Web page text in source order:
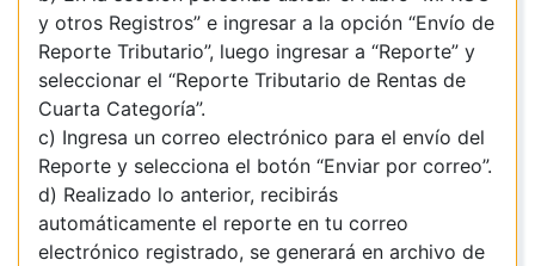
y otros Registros” e ingresar a la opción “Envío de
Reporte Tributario”, luego ingresar a “Reporte” y
seleccionar el “Reporte Tributario de Rentas de
Cuarta Categoría”.
c) Ingresa un correo electrónico para el envío del
Reporte y selecciona el botón “Enviar por correo”.
d) Realizado lo anterior, recibirás
automáticamente el reporte en tu correo
electrónico registrado, se generará en archivo de